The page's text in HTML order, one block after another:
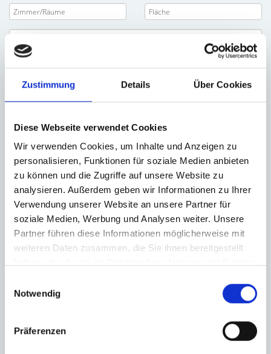
Zustimmung Details Über Cookies
Diese Webseite verwendet Cookies
Wir verwenden Cookies, um Inhalte und Anzeigen zu
personalisieren, Funktionen für soziale Medien anbieten
zu können und die Zugriffe auf unsere Website zu
analysieren. Außerdem geben wir Informationen zu Ihrer
Verwendung unserer Website an unsere Partner für
soziale Medien, Werbung und Analysen weiter. Unsere
Partner führen diese Informationen möglicherweise mit
weiteren Daten zusammen, die Sie ihnen bereitgestellt
Notwendig
Präferenzen